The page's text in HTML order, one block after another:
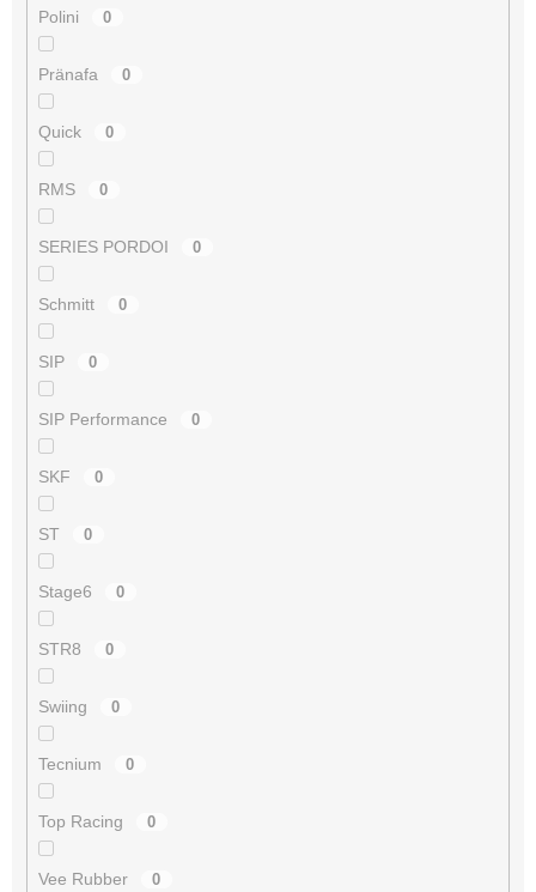
Polini 0
Pränafa 0
Quick 0
RMS 0
SERIES PORDOI 0
Schmitt 0
SIP 0
SIP Performance 0
SKF 0
ST 0
Stage6 0
STR8 0
Swiing 0
Tecnium 0
Top Racing 0
Vee Rubber 0